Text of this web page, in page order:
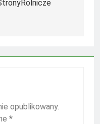
opublikowany.
*